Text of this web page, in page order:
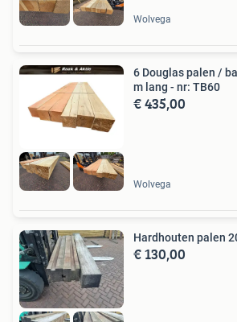
Wolvega
6 Douglas palen /
m lang - nr: TB60
€ 435,00
Wolvega
Hardhouten palen
€ 130,00